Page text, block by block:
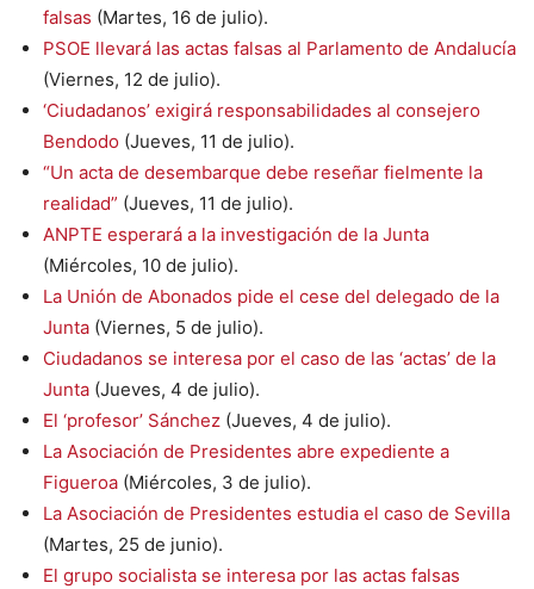
falsas (Martes, 16 de julio).
PSOE llevará las actas falsas al Parlamento de Andalucía
(Viernes, 12 de julio).
‘Ciudadanos’ exigirá responsabilidades al consejero
Bendodo (Jueves, 11 de julio).
“Un acta de desembarque debe reseñar fielmente la
realidad” (Jueves, 11 de julio).
ANPTE esperará a la investigación de la Junta
(Miércoles, 10 de julio).
La Unión de Abonados pide el cese del delegado de la
Junta (Viernes, 5 de julio).
Ciudadanos se interesa por el caso de las ‘actas’ de la
Junta (Jueves, 4 de julio).
El ‘profesor’ Sánchez (Jueves, 4 de julio).
La Asociación de Presidentes abre expediente a
Figueroa (Miércoles, 3 de julio).
La Asociación de Presidentes estudia el caso de Sevilla
(Martes, 25 de junio).
El grupo socialista se interesa por las actas falsas